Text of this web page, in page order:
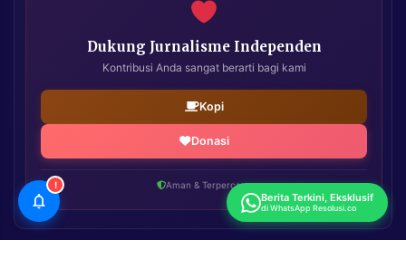
Dukung Jurnalisme Independen
Kontribusi Anda sangat berarti bagi kami
Kopi
Donasi
Aman & Terpercaya
!
Berita Terkini, Eksklusif
di WhatsApp Resolusi.co